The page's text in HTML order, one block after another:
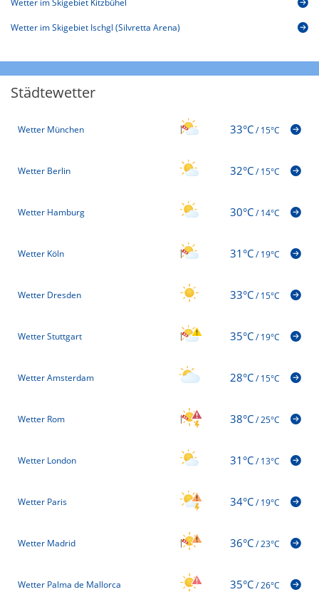
Wetter im Skigebiet Ischgl (Silvretta Arena)
Städtewetter
Wetter München 33°C/15°C
Wetter Berlin 32°C/15°C
Wetter Hamburg 30°C/14°C
Wetter Köln 31°C/19°C
Wetter Dresden 33°C/15°C
Wetter Stuttgart 35°C/19°C
Wetter Amsterdam 28°C/15°C
Wetter Rom 38°C/25°C
Wetter London 31°C/13°C
Wetter Paris 34°C/19°C
Wetter Madrid 36°C/23°C
Wetter Palma de Mallorca 35°C/26°C